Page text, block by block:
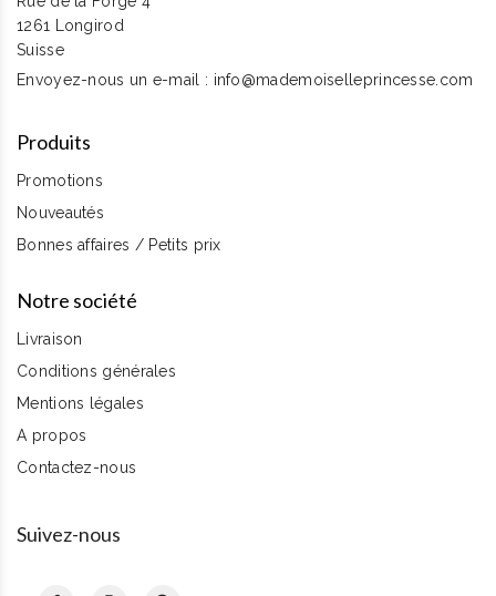
1261 Longirod
Suisse
Envoyez-nous un e-mail : info@mademoiselleprincesse.com
Produits
Promotions
Nouveautés
Bonnes affaires / Petits prix
Notre société
Livraison
Conditions générales
Mentions légales
A propos
Contactez-nous
Suivez-nous